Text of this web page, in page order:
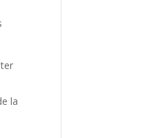
la